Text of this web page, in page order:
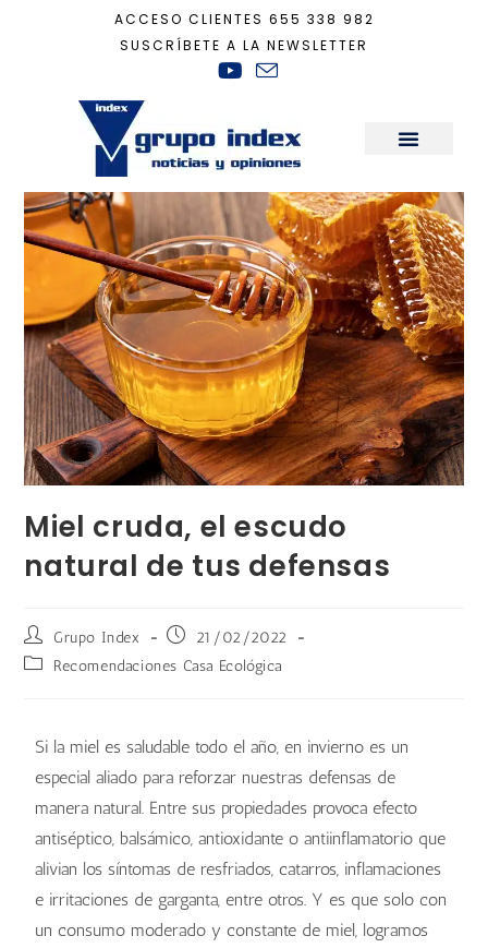
ACCESO CLIENTES 655 338 982
SUSCRÍBETE A LA NEWSLETTER
Recomendaciones Casa Ecológica
Miel cruda, el escudo
natural de tus defensas
Grupo Index
21/02/2022
Recomendaciones Casa Ecológica
Si la miel es saludable todo el año, en invierno es un
especial aliado para reforzar nuestras defensas de
manera natural. Entre sus propiedades provoca efecto
antiséptico, balsámico, antioxidante o antiinflamatorio que
alivian los síntomas de resfriados, catarros, inflamaciones
e irritaciones de garganta, entre otros. Y es que solo con
un consumo moderado y constante de miel, logramos